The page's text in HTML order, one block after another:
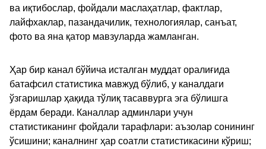
ва иқтибослар, фойдали маслаҳатлар, фактлар,
лайфхаклар, пазандачилик, технологиялар, санъат,
фото ва яна қатор мавзуларда жамланган.
Ҳар бир канал бўйича исталган муддат оралиғида
батафсил статистика мавжуд бўлиб, у каналдаги
ўзгаришлар ҳақида тўлиқ тасаввурга эга бўлишга
ёрдам беради. Каналлар админлари учун
статистиканинг фойдали тарафлари: аъзолар сонининг
ўсишини; каналнинг ҳар соатли статистикасини кўриш;